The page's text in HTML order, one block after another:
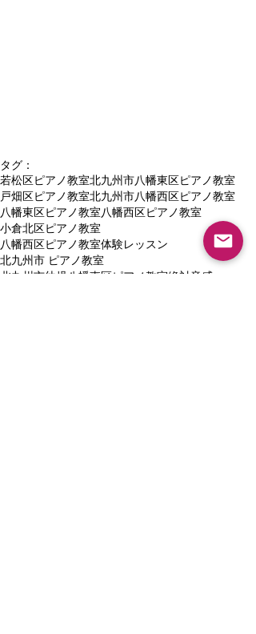
タグ：
若松区ピアノ教室北九州市八幡東区ピアノ教室
戸畑区ピアノ教室北九州市八幡西区ピアノ教室
八幡東区ピアノ教室八幡西区ピアノ教室
小倉北区ピアノ教室
八幡西区ピアノ教室体験レッスン
北九州市 ピアノ教室
北九州市幼児八幡東区ピアノ教室絶対音感